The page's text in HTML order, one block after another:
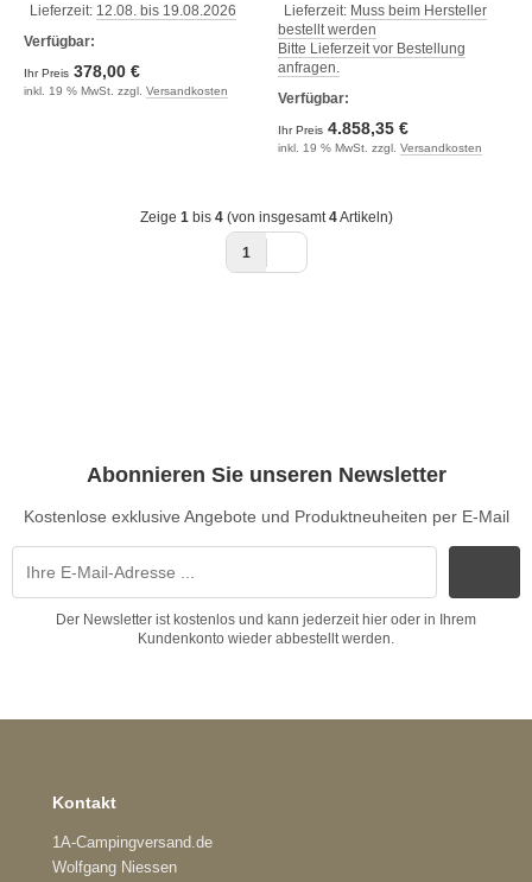
Lieferzeit: 12.08. bis 19.08.2026
Verfügbar:
Ihr Preis 378,00 €
inkl. 19 % MwSt. zzgl. Versandkosten
Lieferzeit: Muss beim Hersteller
bestellt werden
Bitte Lieferzeit vor Bestellung
anfragen.
Verfügbar:
Ihr Preis 4.858,35 €
inkl. 19 % MwSt. zzgl. Versandkosten
Zeige 1bis 4(von insgesamt4Artikeln)
1
Abonnieren Sie unseren Newsletter
Kostenlose exklusive Angebote und Produktneuheiten per E-Mail
Der Newsletter ist kostenlos und kann jederzeit hier oder in Ihrem
Kundenkonto wieder abbestellt werden.
Kontakt
1A-Campingversand.de
Wolfgang Niessen